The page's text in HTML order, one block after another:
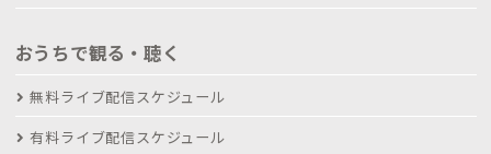
おうちで観る・聴く
無料ライブ配信スケジュール
有料ライブ配信スケジュール